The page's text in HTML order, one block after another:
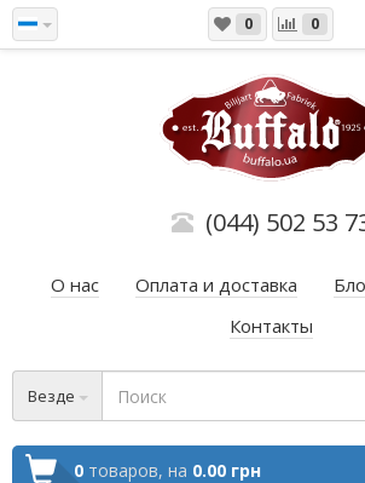
0 0
(044) 502 53
О нас Оплата и доставка
Контакты
Везде
0 товаров, на 0.00 грн